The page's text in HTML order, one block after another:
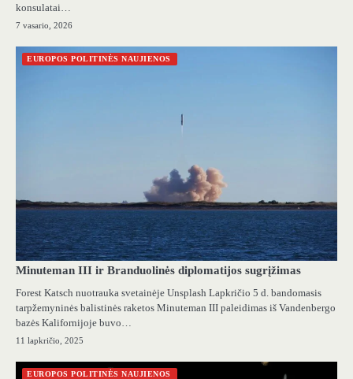
konsulatai…
7 vasario, 2026
EUROPOS POLITINĖS NAUJIENOS
Minuteman III ir Branduolinės diplomatijos sugrįžimas
Forest Katsch nuotrauka svetainėje Unsplash Lapkričio 5 d. bandomasis
tarpžemyninės balistinės raketos Minuteman III paleidimas iš Vandenbergo
bazės Kalifornijoje buvo…
11 lapkričio, 2025
EUROPOS POLITINĖS NAUJIENOS